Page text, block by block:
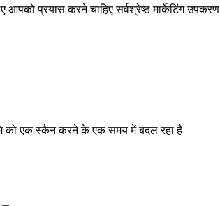
आपको प्रयास करने चाहिए सर्वश्रेष्ठ मार्केटिंग उपकरण
को एक स्कैन करने के एक समय में बदल रहा है